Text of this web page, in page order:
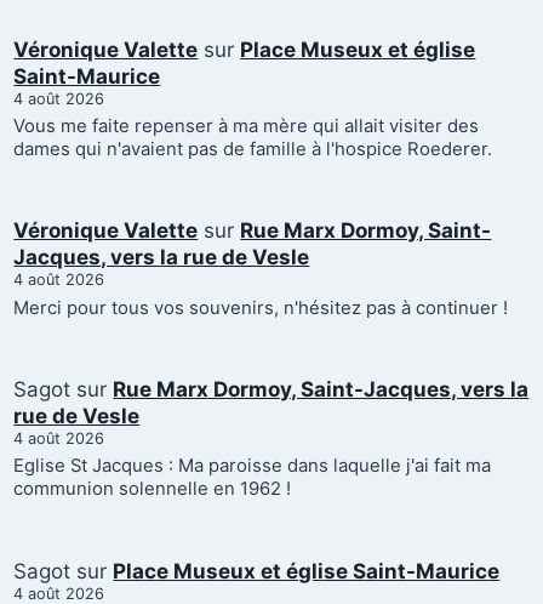
Véronique Valette sur Place Museux et église
Saint-Maurice
4 août 2026
Vous me faite repenser à ma mère qui allait visiter des
dames qui n'avaient pas de famille à l'hospice Roederer.
Véronique Valette sur Rue Marx Dormoy, Saint-
Jacques, vers la rue de Vesle
4 août 2026
Merci pour tous vos souvenirs, n'hésitez pas à continuer !
Sagot sur Rue Marx Dormoy, Saint-Jacques, vers la
rue de Vesle
4 août 2026
Eglise St Jacques : Ma paroisse dans laquelle j'ai fait ma
communion solennelle en 1962 !
Sagot sur Place Museux et église Saint-Maurice
4 août 2026